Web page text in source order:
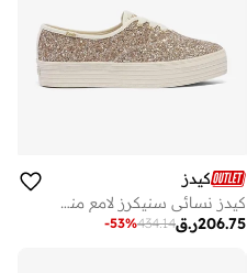
كيدز
كيدز نسائي سنيكرز لامع منصة دانتيل ذهبي
ر.ق206.75
434.14
-53%